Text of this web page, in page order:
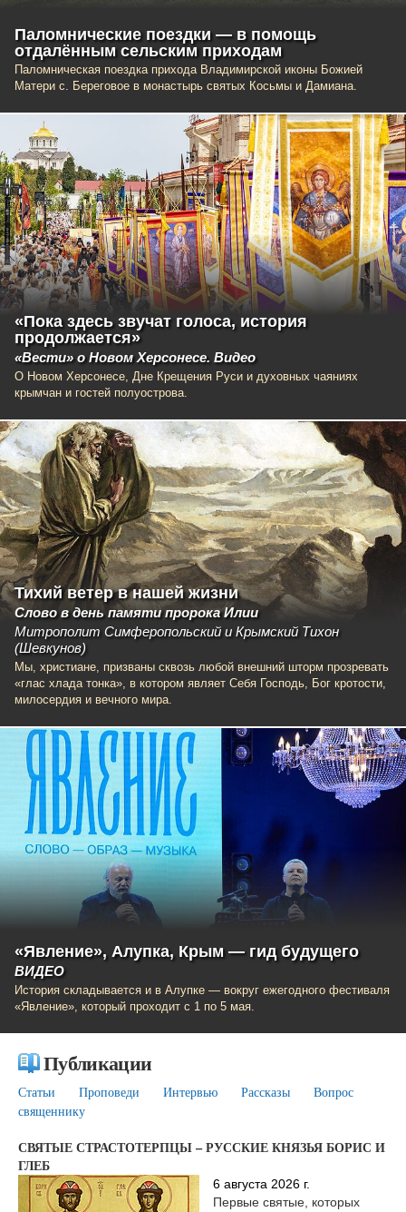
Паломнические поездки — в помощь
отдалённым сельским приходам
Паломническая поездка прихода Владимирской иконы Божией
Матери с. Береговое в монастырь святых Косьмы и Дамиана.
«Пока здесь звучат голоса, история
продолжается»
«Вести» о Новом Херсонесе. Видео
О Новом Херсонесе, Дне Крещения Руси и духовных чаяниях
крымчан и гостей полуострова.
Тихий ветер в нашей жизни
Слово в день памяти пророка Илии
Митрополит Симферопольский и Крымский Тихон
(Шевкунов)
Мы, христиане, призваны сквозь любой внешний шторм прозревать
«глас хлада тонка», в котором являет Себя Господь, Бог кротости,
милосердия и вечного мира.
«Явление», Алупка, Крым — гид будущего
ВИДЕО
История складывается и в Алупке — вокруг ежегодного фестиваля
«Явление», который проходит с 1 по 5 мая.
Публикации
Статьи Проповеди Интервью Рассказы
Вопрос
священнику
СВЯТЫЕ СТРАСТОТЕРПЦЫ – РУССКИЕ КНЯЗЬЯ БОРИС И
ГЛЕБ
6 августа 2026 г.
Первые святые, которых